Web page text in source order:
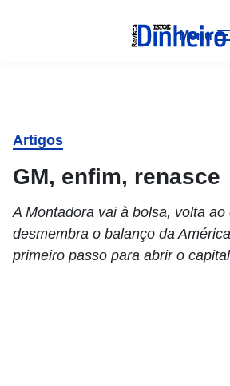
Menu
Artigos
GM, enfim, renasce
A Montadora vai à bolsa, volta
desmembra o balanço da
primeiro passo para abrir o